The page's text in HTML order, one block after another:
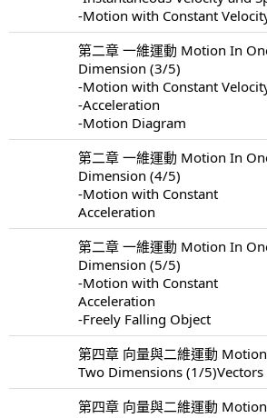
-Motion with Constant
第二章 一維運動 Motion In
Dimension (3/5)
-Motion with Constant
-Acceleration
-Motion Diagram
第二章 一維運動 Motion In
Dimension (4/5)
-Motion with Constant
Acceleration
第二章 一維運動 Motion In
Dimension (5/5)
-Motion with Constant
Acceleration
-Freely Falling Object
第四章 向量與二維運動
Two Dimensions (1/5)Vectors
第四章 向量與二維運動